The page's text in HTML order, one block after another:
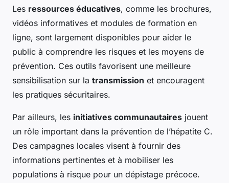
Les ressources éducatives, comme les brochures,
vidéos informatives et modules de formation en
ligne, sont largement disponibles pour aider le
public à comprendre les risques et les moyens de
prévention. Ces outils favorisent une meilleure
sensibilisation sur la transmission et encouragent
les pratiques sécuritaires.
Par ailleurs, les initiatives communautaires jouent
un rôle important dans la prévention de l’hépatite C.
Des campagnes locales visent à fournir des
informations pertinentes et à mobiliser les
populations à risque pour un dépistage précoce.